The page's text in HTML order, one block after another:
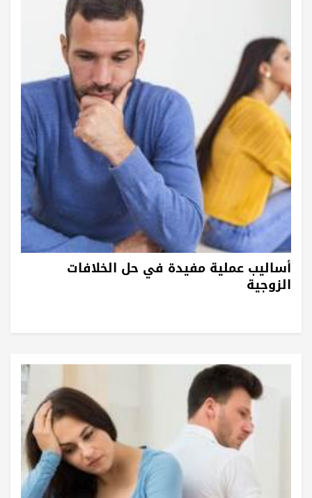
أساليب عملية مفيدة في حل الخلافات
الزوجية